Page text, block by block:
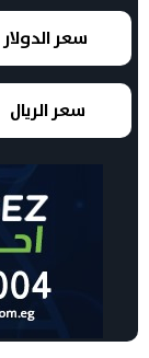
سعر الدولار
سعر الريال